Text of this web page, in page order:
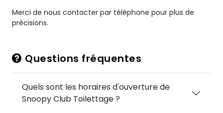
Merci de nous contacter par téléphone pour plus de
précisions.
Questions fréquentes
Quels sont les horaires d'ouverture de
Snoopy Club Toilettage ?